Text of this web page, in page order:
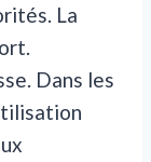
La
Dans les